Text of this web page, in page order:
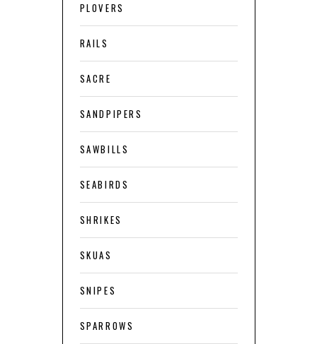
PLOVERS
RAILS
SACRE
SANDPIPERS
SAWBILLS
SEABIRDS
SHRIKES
SKUAS
SNIPES
SPARROWS